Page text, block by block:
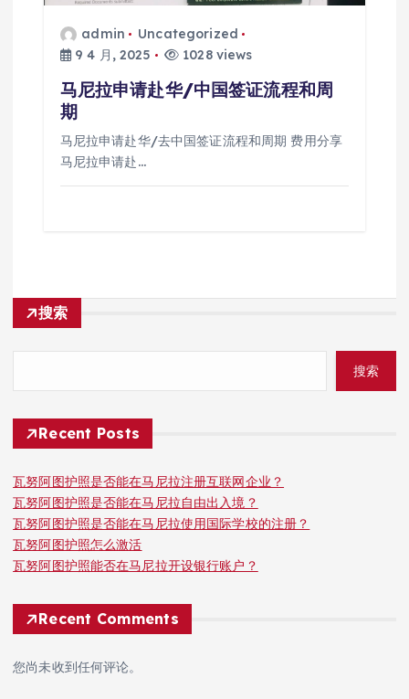
admin
Uncategorized
9 4 月, 2025
1028 views
马尼拉申请赴华/中国签证流程和周
期
马尼拉申请赴华/去中国签证流程和周期 费用分享
马尼拉申请赴…
搜索
搜索
Recent Posts
瓦努阿图护照是否能在马尼拉注册互联网企业？
瓦努阿图护照是否能在马尼拉自由出入境？
瓦努阿图护照是否能在马尼拉使用国际学校的注册？
瓦努阿图护照怎么激活
瓦努阿图护照能否在马尼拉开设银行账户？
Recent Comments
您尚未收到任何评论。